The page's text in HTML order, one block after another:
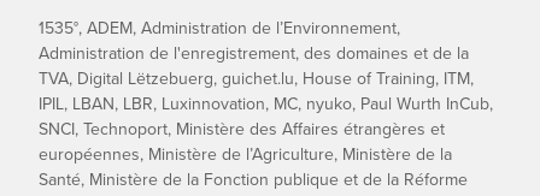
1535°, ADEM, Administration de l’Environnement,
Administration de l'enregistrement, des domaines et de la
TVA, Digital Lëtzebuerg, guichet.lu, House of Training, ITM,
IPIL, LBAN, LBR, Luxinnovation, MC, nyuko, Paul Wurth InCub,
SNCI, Technoport, Ministère des Affaires étrangères et
européennes, Ministère de l’Agriculture, Ministère de la
Santé, Ministère de la Fonction publique et de la Réforme